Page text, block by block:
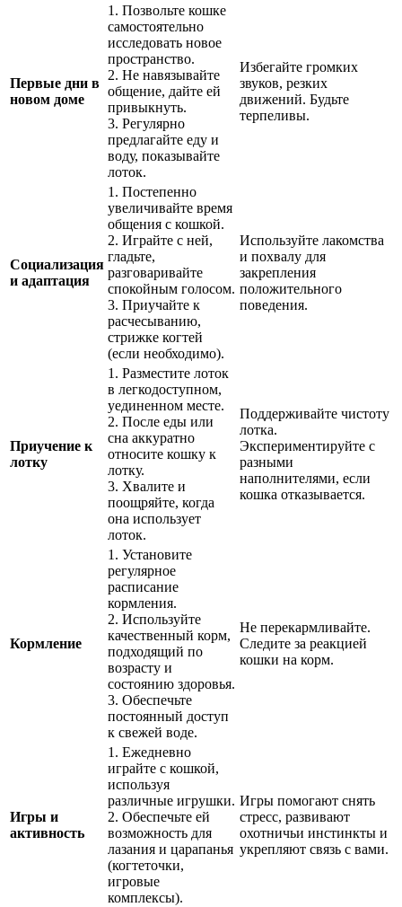
Первые дни в
новом доме
1. Позвольте кошке
самостоятельно
исследовать новое
пространство.
2. Не навязывайте
общение, дайте ей
привыкнуть.
3. Регулярно
предлагайте еду и
воду, показывайте
лоток.
Избегайте громких
звуков, резких
движений. Будьте
терпеливы.
Социализация
и адаптация
1. Постепенно
увеличивайте время
общения с кошкой.
2. Играйте с ней,
гладьте,
разговаривайте
спокойным голосом.
3. Приучайте к
расчесыванию,
стрижке когтей
(если необходимо).
Используйте лакомства
и похвалу для
закрепления
положительного
поведения.
Приучение к
лотку
1. Разместите лоток
в легкодоступном,
уединенном месте.
2. После еды или
сна аккуратно
относите кошку к
лотку.
3. Хвалите и
поощряйте, когда
она использует
лоток.
Поддерживайте чистоту
лотка.
Экспериментируйте с
разными
наполнителями, если
кошка отказывается.
Кормление
1. Установите
регулярное
расписание
кормления.
2. Используйте
качественный корм,
подходящий по
возрасту и
состоянию здоровья.
3. Обеспечьте
постоянный доступ
к свежей воде.
Не перекармливайте.
Следите за реакцией
кошки на корм.
Игры и
активность
1. Ежедневно
играйте с кошкой,
используя
различные игрушки.
2. Обеспечьте ей
возможность для
лазания и царапанья
(когтеточки,
игровые
комплексы).
Игры помогают снять
стресс, развивают
охотничьи инстинкты и
укрепляют связь с вами.